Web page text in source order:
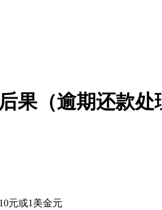
果（逾期还款
元或1美金元